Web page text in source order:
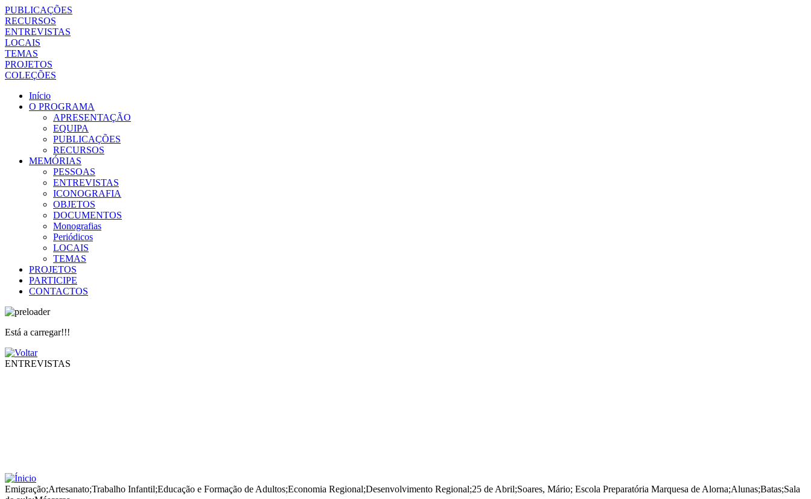
PUBLICAÇÕES
RECURSOS
ENTREVISTAS
LOCAIS
TEMAS
PROJETOS
COLEÇÕES
Início
O PROGRAMA
APRESENTAÇÃO
EQUIPA
PUBLICAÇÕES
RECURSOS
MEMÓRIAS
PESSOAS
ENTREVISTAS
ICONOGRAFIA
OBJETOS
DOCUMENTOS
Monografias
Periódicos
LOCAIS
TEMAS
PROJETOS
PARTICIPE
CONTACTOS
Está a carregar!!!
ENTREVISTAS
Emigração;Artesanato;Trabalho Infantil;Educação e Formação de Adultos;Economia Regional;Desenvolvimento Regional;25 de Abril;Soares, Mário; Escola Preparatória Marquesa de Alorna;Alunas;Batas;Sala